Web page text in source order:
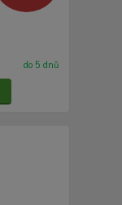
do 5 dnů